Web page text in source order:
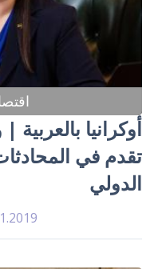
أوكرانيا بالعربية
تقدم في
الدولي
- 12:56